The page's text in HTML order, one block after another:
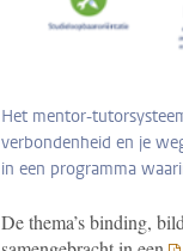
Het mentor-
verbondenheid en je
in een programma
De thema’s binding,